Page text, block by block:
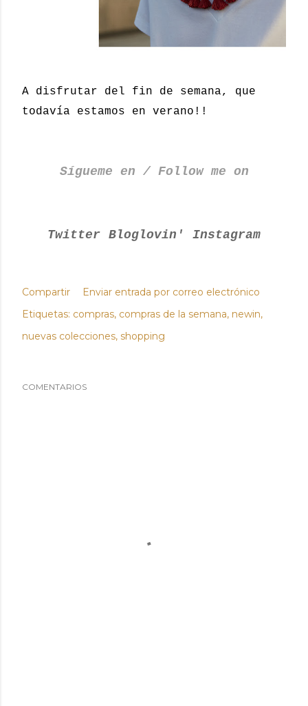
A disfrutar del fin de semana, que
todavía estamos en verano!!
Sígueme en / Follow me on
Twitter Bloglovin' Instagram
Compartir
Enviar entrada por correo electrónico
Etiquetas: compras compras de la semana newin
nuevas colecciones shopping
COMENTARIOS